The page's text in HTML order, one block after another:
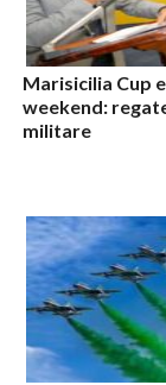
Marisicilia Cup
weekend:
militare